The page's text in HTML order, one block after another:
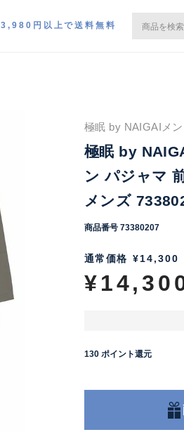
3,980円以上で送料無料
極眠 by NAIGAIメ
極眠 by
ン パジャマ
メンズ
商品番号 73380207
通常価格 ¥14,300
¥
130 ポイント還元